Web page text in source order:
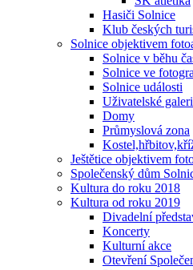
Hasiči Solnice
Klub českých
Solnice objektivem
Solnice v běhu
Solnice ve
Solnice události
Uživatelské
Domy
Průmyslová zona
Ještětice objektivem
Společenský dům
Kultura do roku 2018
Kultura od roku 2019
Divadelní
Koncerty
Kulturní akce
Otevření